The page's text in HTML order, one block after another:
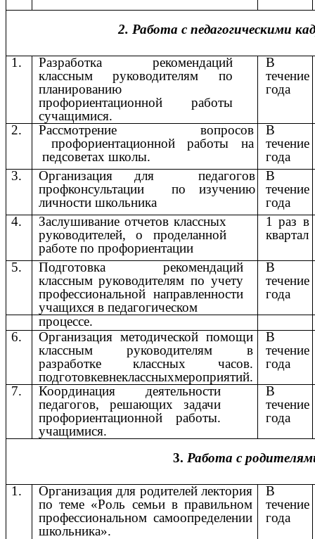
2. Работа с педагогическими
1.
Разработка рекомендаций
классным руководителям по
планированию
профориентационной работы
сучащимися.
В
течение
года
2.
Рассмотрение вопросов
профориентационной работы на
педсоветах школы.
В
течение
года
3.
Организация для педагогов
профконсультации по изучению
личности школьника
В
течение
года
4.
Заслушивание отчетов классных
руководителей, о проделанной
работе по профориентации
1 раз в
квартал
5.
Подготовка рекомендаций
классным руководителям по учету
профессиональной направленности
учащихся в педагогическом
В
течение
года
процессе.
6.
Организация методической помощи
классным руководителям в
разработке классных часов.
подготовкевнеклассныхмероприятий.
В
течение
года
7.
Координация деятельности
педагогов, решающих задачи
профориентационной работы.
учащимися.
В
течение
года
3. Работа с
1.
Организация для родителей лектория
по теме «Роль семьи в правильном
профессиональном самоопределении
школьника».
В
течение
года